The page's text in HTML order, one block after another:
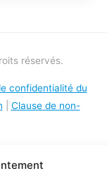
réservés.
confidentialité du
Clause de non-